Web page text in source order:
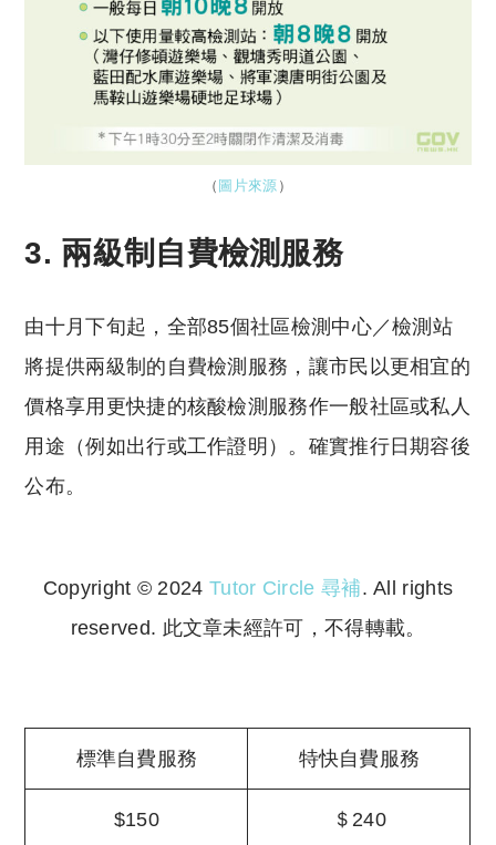
（ 圖片來源 ）
3. 兩級制自費檢測服務
由十月下旬起，全部85個社區檢測中心／檢測站
將提供兩級制的自費檢測服務，讓市民以更相宜的
價格享用更快捷的核酸檢測服務作一般社區或私人
用途（例如出行或工作證明）。確實推行日期容後
公布。
Copyright © 2024 Tutor Circle 尋補. All rights
reserved. 此文章未經許可，不得轉載。
標準自費服務 特快自費服務
$150 ＄240